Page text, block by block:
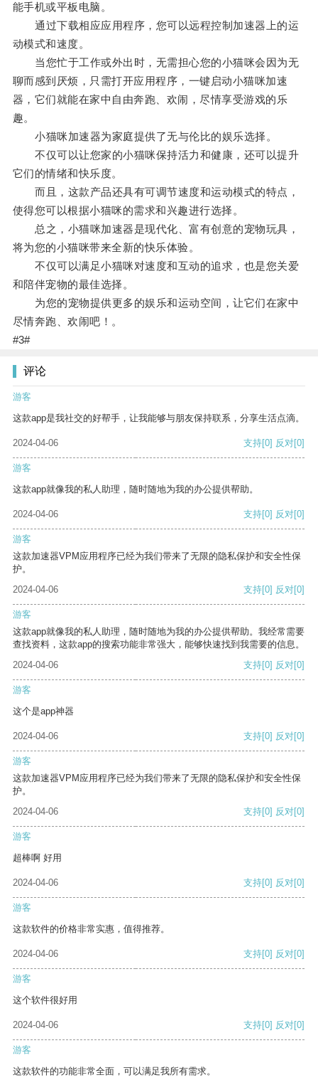
能手机或平板电脑。
通过下载相应应用程序，您可以远程控制加速器上的运
动模式和速度。
当您忙于工作或外出时，无需担心您的小猫咪会因为无
聊而感到厌烦，只需打开应用程序，一键启动小猫咪加速
器，它们就能在家中自由奔跑、欢闹，尽情享受游戏的乐
趣。
小猫咪加速器为家庭提供了无与伦比的娱乐选择。
不仅可以让您家的小猫咪保持活力和健康，还可以提升
它们的情绪和快乐度。
而且，这款产品还具有可调节速度和运动模式的特点，
使得您可以根据小猫咪的需求和兴趣进行选择。
总之，小猫咪加速器是现代化、富有创意的宠物玩具，
将为您的小猫咪带来全新的快乐体验。
不仅可以满足小猫咪对速度和互动的追求，也是您关爱
和陪伴宠物的最佳选择。
为您的宠物提供更多的娱乐和运动空间，让它们在家中
尽情奔跑、欢闹吧！。
#3#
评论
游客
这款app是我社交的好帮手，让我能够与朋友保持联系，分享生活点滴。
2024-04-06 支持[0] 反对[0]
游客
这款app就像我的私人助理，随时随地为我的办公提供帮助。
2024-04-06 支持[0] 反对[0]
游客
这款加速器VPM应用程序已经为我们带来了无限的隐私保护和安全性保
护。
2024-04-06
支持[0] 反对[0]
游客
这款app就像我的私人助理，随时随地为我的办公提供帮助。我经常需要
查找资料，这款app的搜索功能非常强大，能够快速找到我需要的信息。
2024-04-06
支持[0] 反对[0]
游客
这个是app神器
2024-04-06 支持[0] 反对[0]
游客
这款加速器VPM应用程序已经为我们带来了无限的隐私保护和安全性保
护。
2024-04-06
支持[0] 反对[0]
游客
超棒啊 好用
2024-04-06 支持[0] 反对[0]
游客
这款软件的价格非常实惠，值得推荐。
2024-04-06 支持[0] 反对[0]
游客
这个软件很好用
2024-04-06 支持[0] 反对[0]
游客
这款软件的功能非常全面，可以满足我所有需求。